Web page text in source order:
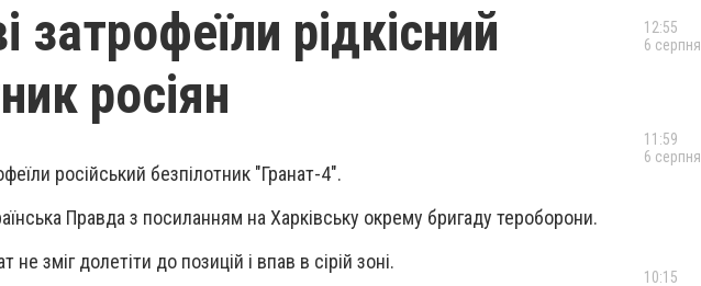
затрофеїли рідкісний
росіян
російський безпілотник "Гранат-4".
Правда з посиланням на Харківську окрему бригаду тероборони.
зміг долетіти до позицій і впав в сірій зоні.
12:55
6 серпня
11:59
6 серпня
10:15